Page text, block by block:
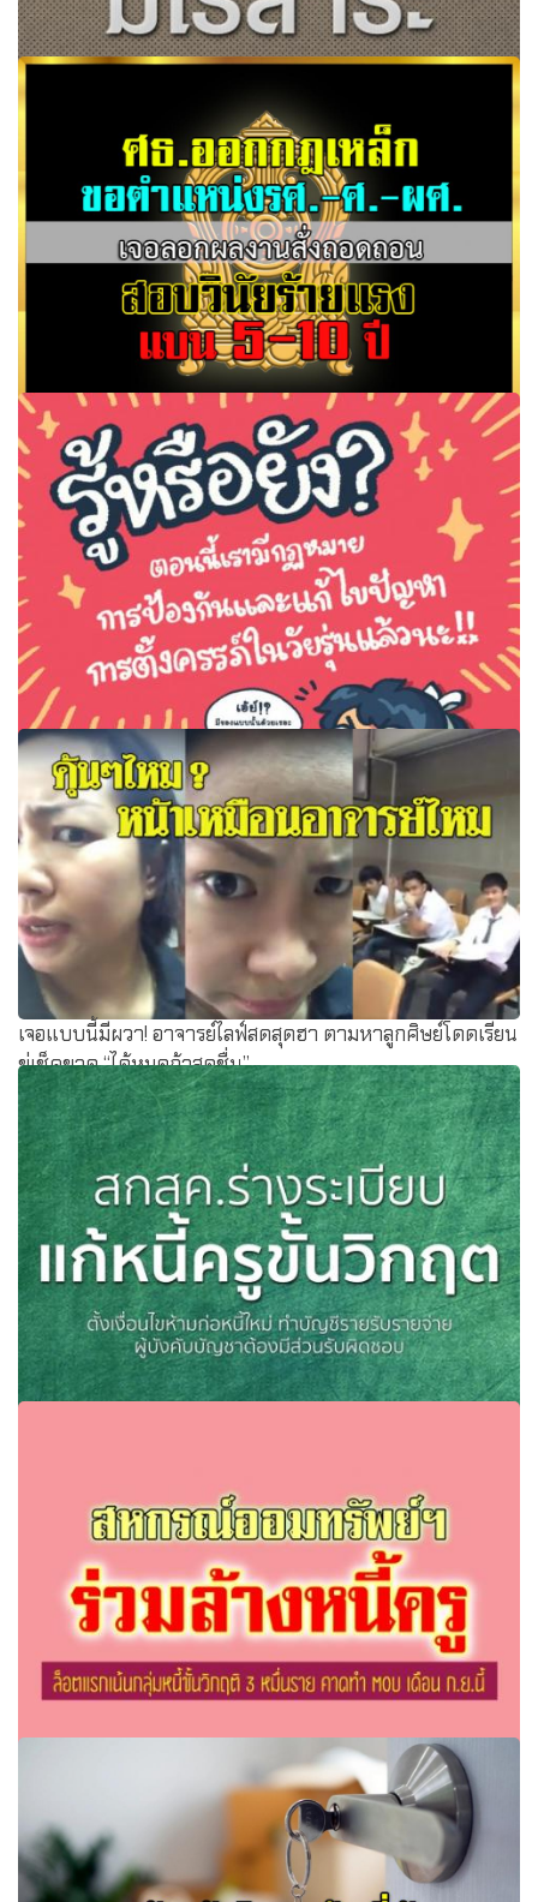
สพฐ.ยอมรับหลักสูตรอบรมครูมีไร้สาระ บางหลักสูตรไม่ใช่ของ
สถาบันการศึกษา แต่เป็นของส่วนบุคคล
ศธ.ออกกฎเหล็ก ขอตำแหน่งรศ.-ศ.-ผศ. เจอลอกผลงาน สอบ
วินัยร้ายแรง แบน 5-10 ปี
infoGraphics เพื่อสร้างความรู้ความเข้าใจพ.ร.บ.การตั้งท้องใน
วัยรุ่น
เจอแบบนี้มีผวา! อาจารย์ไลฟ์สดสุดฮา ตามหาลูกศิษย์โดดเรียน
ขู่เช็คขาด “ได้หมดถ้าสดชื่น”
สหกรณ์ออมทรัพย์ฯ ร่วมล้างหนี้ครู "พิษณุ" เผยมี 80% สนใจ
ร่วมโครงการ